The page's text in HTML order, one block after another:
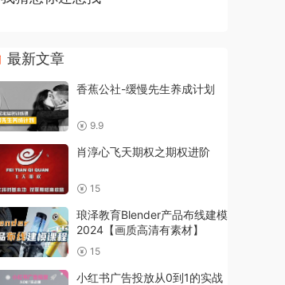
最新文章
香蕉公社-缓慢先生养成计划
9.9
肖淳心飞天期权之期权进阶
15
琅泽教育Blender产品布线建模
2024【画质高清有素材】
15
小红书广告投放从0到1的实战